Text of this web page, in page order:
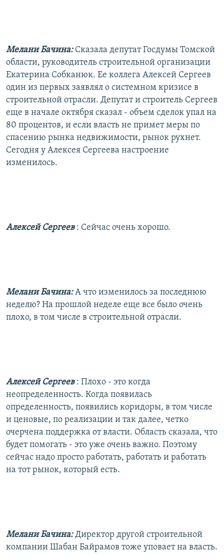
Мелани Бачина: Сказала депутат Госдумы Томской
области, руководитель строительной организации
Екатерина Собканюк. Ее коллега Алексей Сергеев
один из первых заявлял о системном кризисе в
строительной отрасли. Депутат и строитель Сергеев
еще в начале октября сказал - объем сделок упал на
80 процентов, и если власть не примет меры по
спасению рынка недвижимости, рынок рухнет.
Сегодня у Алексея Сергеева настроение
изменилось.
Алексей Сергеев : Сейчас очень хорошо.
Мелани Бачина:А что изменилось за последнюю
неделю? На прошлой неделе еще все было очень
плохо, в том числе в строительной отрасли.
Алексей Сергеев : Плохо - это когда
неопределенность. Когда появилась
определенность, появились коридоры, в том числе
и ценовые, по реализации и так далее, четко
очерчена поддержка от власти. Область сказала, что
будет помогать - это уже очень важно. Поэтому
сейчас надо просто работать, работать и работать
на тот рынок, который есть.
Мелани Бачина:Директор другой строительной
компании Шабан Байрамов тоже уповает на власть.